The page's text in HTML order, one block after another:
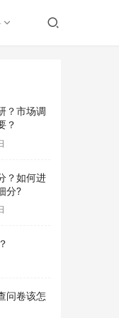
？市场调
？
？如何进
分?
问卷该怎